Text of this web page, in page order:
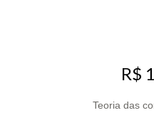
R$
Teoria das